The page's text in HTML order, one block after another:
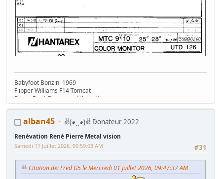
Babyfoot Bonzini 1969
Flipper Williams F14 Tomcat
Borne René Pierre modèle à déterminer....
alban45 ✌(◕‿◕)✌ Donateur 2022
Renévation René Pierre Metal vision
#31
Samedi 11 Juillet 2026, 00:59:03 AM
Citation de: Fred G5 le Mercredi 01 Juillet 2026, 09:47:37 AM